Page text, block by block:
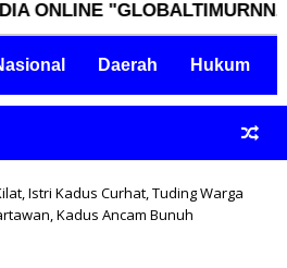
"GLOBALTIMURNN.COM"
Daerah Hukum
Istri Kadus Curhat, Tuding Warga
Kadus Ancam Bunuh